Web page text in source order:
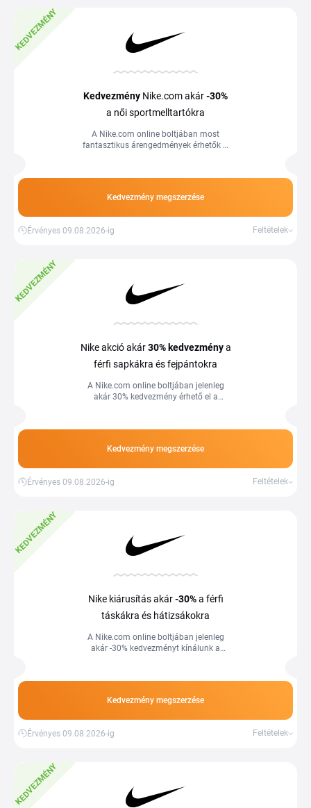
KEDVEZMÉNY
Kedvezmény Nike.com akár-30%
a női sportmelltartókra
A Nike.com online boltjában most
fantasztikus árengedmények érhetők el
Kedvezmény megszerzése
Érvényes 09.08.2026-ig Feltételek
KEDVEZMÉNY
Nike akció akár30% kedvezménya
férfi sapkákra és fejpántokra
A Nike.com online boltjában jelenleg
akár 30% kedvezmény érhető el a
Kedvezmény megszerzése
Érvényes 09.08.2026-ig Feltételek
KEDVEZMÉNY
Nike kiárusítás akár-30%a férfi
táskákra és hátizsákokra
A Nike.com online boltjában jelenleg
akár -30% kedvezményt kínálunk a
Kedvezmény megszerzése
Érvényes 09.08.2026-ig Feltételek
KEDVEZMÉNY